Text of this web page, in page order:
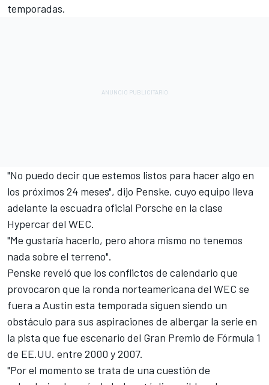
temporadas.
"No puedo decir que estemos listos para hacer algo en
los próximos 24 meses", dijo Penske, cuyo equipo lleva
adelante la escuadra oficial Porsche en la clase
Hypercar del WEC.
"Me gustaría hacerlo, pero ahora mismo no tenemos
nada sobre el terreno".
Penske reveló que los conflictos de calendario que
provocaron que la ronda norteamericana del WEC se
fuera a Austin esta temporada siguen siendo un
obstáculo para sus aspiraciones de albergar la serie en
la pista que fue escenario del Gran Premio de Fórmula 1
de EE.UU. entre 2000 y 2007.
"Por el momento se trata de una cuestión de